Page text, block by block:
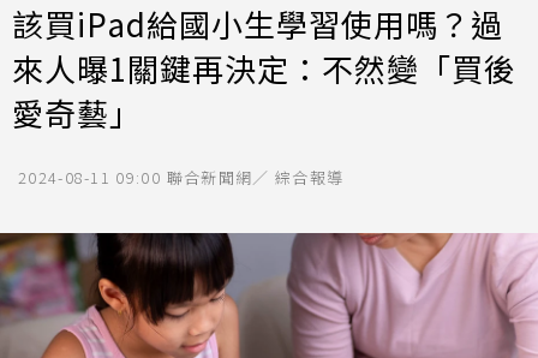
該買iPad給國小生學習使用嗎？過
來人曝1關鍵再決定：不然變「買後
愛奇藝」
2024-08-11 09:00 聯合新聞網／ 綜合報導